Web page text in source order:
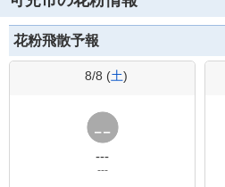
花粉飛散予報
8/8 (土)
---
---